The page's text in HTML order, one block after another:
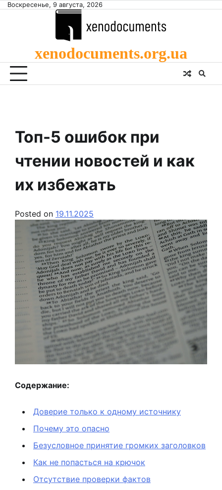
SkipВоскресенье, 9 августа, 2026
xenodocuments.org.ua
Топ-5 ошибок при
чтении новостей и как
их избежать
Posted on 19.11.2025
Содержание:
Доверие только к одному источнику
Почему это опасно
Безусловное принятие громких заголовков
Как не попасться на крючок
Отсутствие проверки фактов